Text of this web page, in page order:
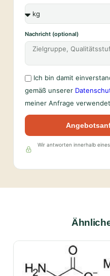
Nachricht (optional)
Ich bin damit
gemäß unserer
meiner Anfrage
Wir antworten innerhalb eines